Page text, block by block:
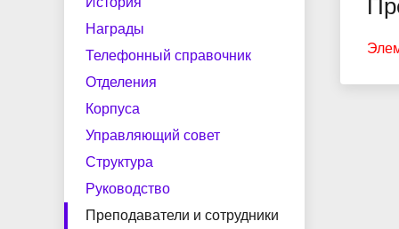
Структура
Сведения о доходах
Фото-галерея
Виртуальная приемная
Наши выпускники
Документы и справки
Рабочие программы воспитания
и календарные планы ВР
Студенческий спортивный клуб
Импульс
Конкурсная деятельность
Награды
Телефонный справочник
Отделения
Корпуса
Управляющий совет
Структура
Руководство
Преподаватели и сотрудники